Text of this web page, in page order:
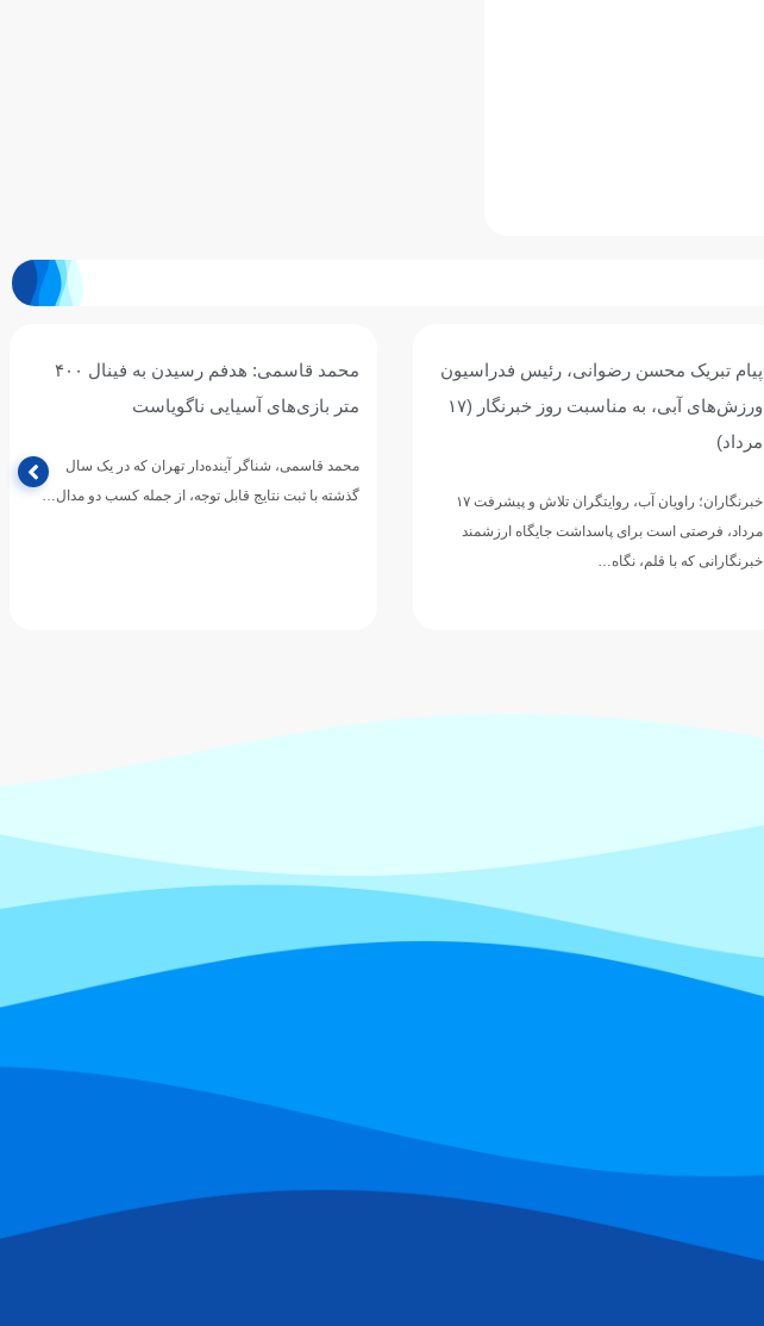
پیام تبریک محسن رضوانی، رئیس فدراسیون
ورزش‌های آبی، به مناسبت روز خبرنگار (۱۷
مرداد)
خبرنگاران؛ راویان آب، روایتگران تلاش و پیشرفت ۱۷
مرداد، فرصتی است برای پاسداشت جایگاه ارزشمند
خبرنگارانی که با قلم، نگاه…
محمد قاسمی: هدفم رسیدن به فینال ۴۰۰
متر بازی‌های آسیایی ناگویاست
محمد قاسمی، شناگر آینده‌دار تهران که در یک سال
گذشته با ثبت نتایج قابل توجه، از جمله کسب دو مدال…